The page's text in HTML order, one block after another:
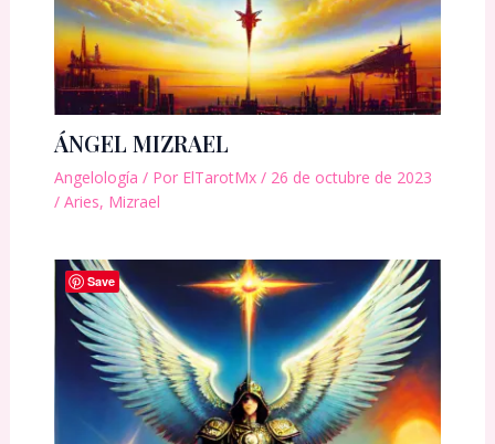
ÁNGEL MIZRAEL
Angelología / Por ElTarotMx / 26 de octubre de 2023
/ Aries, Mizrael
Save